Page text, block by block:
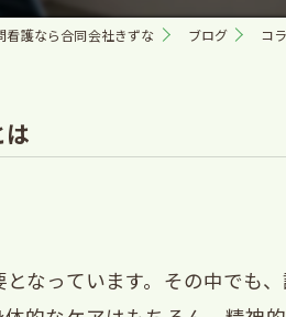
看護なら合同会社きずな ブログ コ
なっています。その中でも